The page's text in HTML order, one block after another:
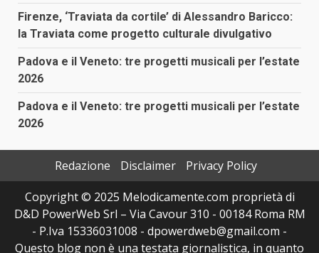
Firenze, ‘Traviata da cortile’ di Alessandro Baricco:
la Traviata come progetto culturale divulgativo
Padova e il Veneto: tre progetti musicali per l’estate
2026
Padova e il Veneto: tre progetti musicali per l’estate
2026
Redazione Disclaimer
Privacy Policy
Copyright © 2025 Melodicamente.com proprietà di
D&D PowerWeb Srl – Via Cavour 310 - 00184 Roma RM
- P.Iva 15336031008 - dpowerdweb@gmail.com -
Questo blog non è una testata giornalistica, in quanto